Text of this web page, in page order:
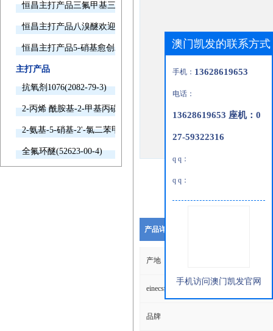
恒昌主打产品三氟甲基三甲基硅烷欢迎询价
恒昌主打产品八溴醚欢迎询价
恒昌主打产品5-硝基愈创木酚钠欢迎询价
主打产品
抗氧剂1076(2082-79-3)
2-丙烯 酰胺基-2-甲基丙磺酸(15214-89-8)
2-氨基-5-硝基-2'-氯二苯甲酮(2011-66-7)
全氟环醚(52623-00-4)
产品详细说明
产地
einecs编号
品牌
澳门凯发的联系方式
手机： 13628619653
电话：
13628619653 座机：0
27-59322316
q q：
q q：
手机访问澳门凯发官网